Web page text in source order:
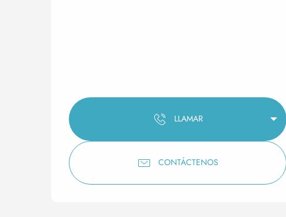
LLAMAR
CONTÁCTENOS